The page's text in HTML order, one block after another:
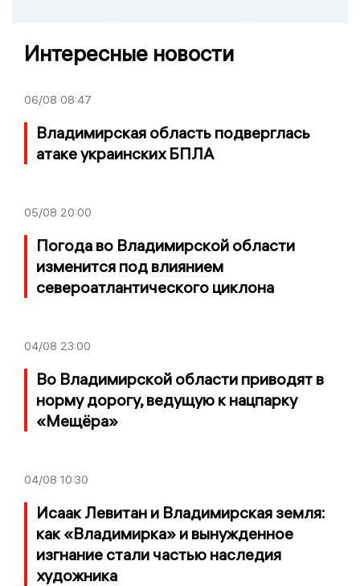
Интересные новости
06/08 08:47
Владимирская область подверглась
атаке украинских БПЛА
05/08 20:00
Погода во Владимирской области
изменится под влиянием
североатлантического циклона
04/08 23:00
Во Владимирской области приводят в
норму дорогу, ведущую к нацпарку
«Мещёра»
04/08 10:30
Исаак Левитан и Владимирская земля:
как «Владимирка» и вынужденное
изгнание стали частью наследия
художника